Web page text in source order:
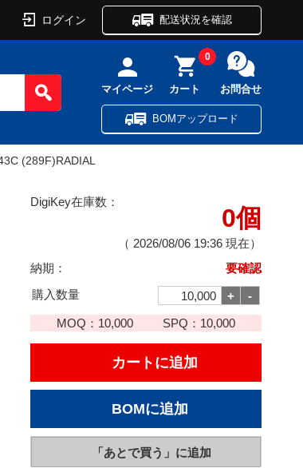
ログイン 配送状況を確認
マイページ カート
0
お問合せ
BOMアップロード
(289F)RADIAL
DigiKey在庫数：
0個
（ 2026/08/06 19:36 現在）
納期：
要確認
購入数量
MOQ： 10,000 SPQ： 10,000